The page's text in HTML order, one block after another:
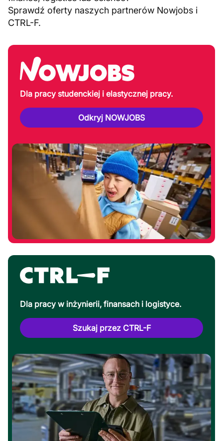
Sprawdź oferty naszych partnerów Nowjobs i
CTRL-F.
Dla pracy studenckiej i elastycznej pracy.
Odkryj NOWJOBS
Dla pracy w inżynierii, finansach i logistyce.
Szukaj przez CTRL-F